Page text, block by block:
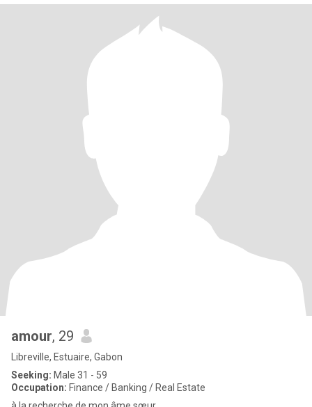
amour, 29
Libreville, Estuaire, Gabon
Seeking: Male 31 - 59
Occupation: Finance / Banking / Real Estate